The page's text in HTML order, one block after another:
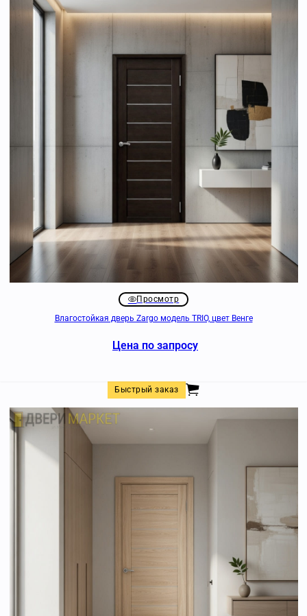
Просмотр
Влагостойкая дверь Zargo модель TRIO, цвет Венге
Цена по запросу
Быстрый заказ